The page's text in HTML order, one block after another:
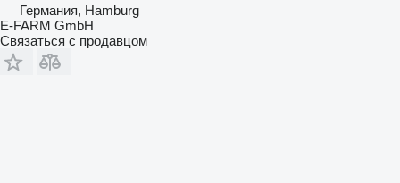
Германия, Hamburg
E-FARM GmbH
Связаться с продавцом